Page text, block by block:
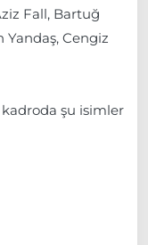
Fall, Bartuğ
Yandaş, Cengiz
şu isimler